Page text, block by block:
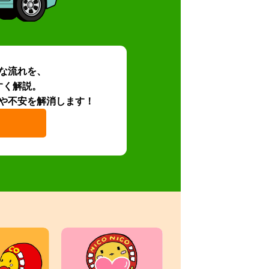
流れを、
解説。
不安を解消します！